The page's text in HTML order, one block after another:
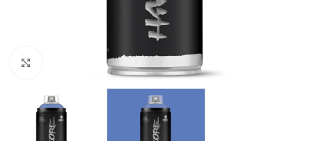
Click to enlarge